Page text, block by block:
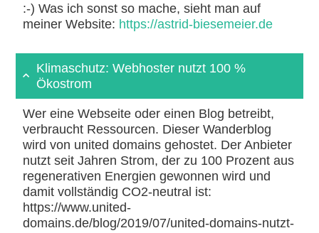
:-) Was ich sonst so mache, sieht man auf
meiner Website: https://astrid-biesemeier.de
Klimaschutz: Webhoster nutzt 100 %
Ökostrom
Wer eine Webseite oder einen Blog betreibt,
verbraucht Ressourcen. Dieser Wanderblog
wird von united domains gehostet. Der Anbieter
nutzt seit Jahren Strom, der zu 100 Prozent aus
regenerativen Energien gewonnen wird und
damit vollständig CO2-neutral ist:
https://www.united-
domains.de/blog/2019/07/united-domains-nutzt-